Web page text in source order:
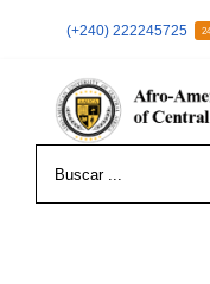
(+240) 222245725